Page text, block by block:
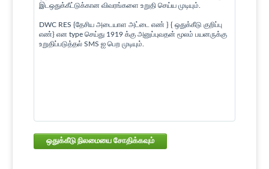
இடஒதுக்கீட்டுக்கான விவரங்களை உறுதி செய்ய முடியும்.
DWC RES {தேசிய அடையாள அட்டை எண் } { ஒதுக்கீடு குறிப்பு
எண்} என type செய்து 1919 க்கு அனுப்புவதன் மூலம் பயனருக்கு
உறுதிப்படுத்தல் SMS ஐ பெற முடியும்.
ஒதுக்கீடு நிலமையை சோதிக்கவும்